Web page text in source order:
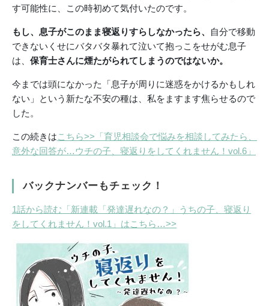
す可能性に、この時初めて気付いたのです。
もし、息子がこのまま寝返りすらしなかったら、
自分で移動
できないくせにバタバタ暴れて泣いて抱っこをせがむ息子
は、 保育士さんに煙たがられてしまうのではないか。
今までは頭になかった「息子が周りに迷惑をかけるかもしれ
ない」という新たな不安の種は、私をますます焦らせるので
した。
この続きはこちら>>「育児相談会で悩みを相談してみたら、
意外な回答が…ウチの子、寝返りをしてくれません！vol.6」
バックナンバーもチェック！
1話から読む「新連載「発達遅れなの？」うちの子、寝返り
をしてくれません！vol.1」はこちら…>>